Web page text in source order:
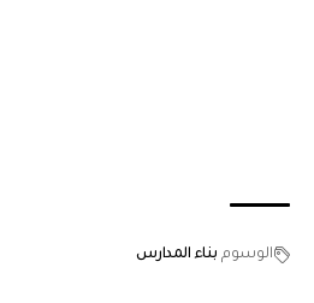
الوسوم بناء المدارس